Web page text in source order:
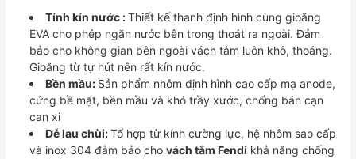
Tính kín nước :Thiết kế thanh định hình cùng gioăng
EVA cho phép ngăn nước bên trong thoát ra ngoài. Đảm
bảo cho không gian bên ngoài vách tắm luôn khô, thoáng.
Gioăng từ tự hút nên rất kín nước.
Bền mầu: Sản phẩm nhôm định hình cao cấp mạ anode,
cứng bề mặt, bền mầu và khó trầy xước, chống bán cạn
can xi
Dễ lau chùi:Tổ hợp từ kính cường lực, hệ nhôm sao cấp
và inox 304 đảm bảo cho vách tắm Fendi khả năng chống